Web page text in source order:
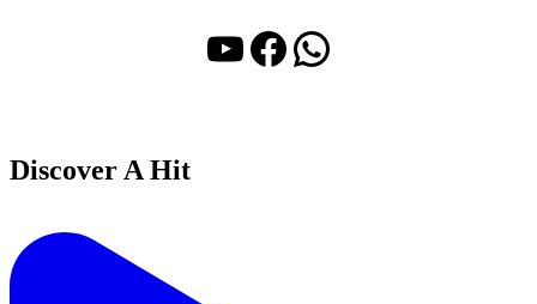
YouTube
Facebook
WhatsApp
Discover A Hit